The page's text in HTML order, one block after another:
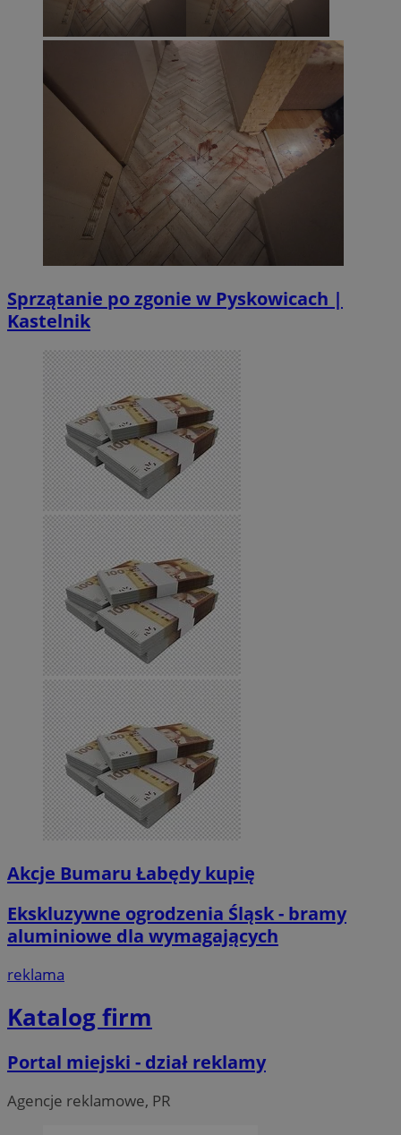
Sprzątanie po zgonie w Pyskowicach |
Kastelnik
Akcje Bumaru Łabędy kupię
Ekskluzywne ogrodzenia Śląsk - bramy
aluminiowe dla wymagających
reklama
Katalog firm
Portal miejski - dział reklamy
Agencje reklamowe, PR